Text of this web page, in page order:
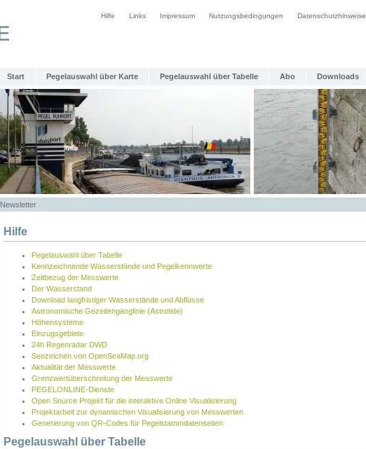
Hilfe Links Impressum Nutzungsbedingungen Datenschutzhinweise
Start Pegelauswahl über Karte Pegelauswahl über Tabelle Abo Downloads
Newsletter
Hilfe
Pegelauswahl über Tabelle
Kennzeichnende Wasserstände und Pegelkennwerte
Zeitbezug der Messwerte
Der Wasserstand
Download langfristiger Wasserstände und Abflüsse
Astronomische Gezeitenganglinie (Astrotide)
Höhensysteme
Einzugsgebiete
24h Regenradar DWD
Seezeichen von OpenSeaMap.org
Aktualität der Messwerte
Grenzwertüberschreitung der Messwerte
PEGELONLINE-Dienste
Open Source Projekt für die interaktive Online Visualisierung
Projektarbeit zur dynamischen Visualisierung von Messwerten
Generierung von QR-Codes für Pegelstammdatenseiten
Pegelauswahl über Tabelle